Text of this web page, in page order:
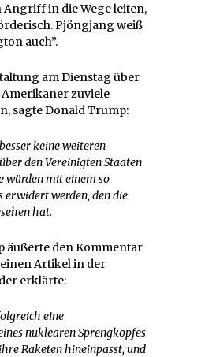
Angriff in die Wege leiten,
Pjöngjang weiß
auch”.
am Dienstag über
Amerikaner zuviele
sagte Donald Trump:
keine weiteren
den Vereinigten Staaten
würden mit einem so
erwidert werden, den die
hat.
äußerte den Kommentar
Artikel in der
erklärte:
eine
nuklearen Sprengkopfes
Raketen hineinpasst, und